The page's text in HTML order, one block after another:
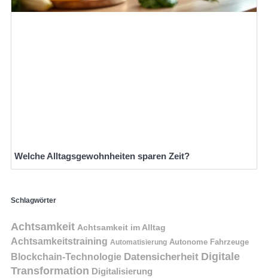
Welche Alltagsgewohnheiten sparen Zeit?
Schlagwörter
Achtsamkeit Achtsamkeit im Alltag
Achtsamkeitstraining Automatisierung Autonome Fahrzeuge
Blockchain-Technologie Datensicherheit Digitale
Transformation Digitalisierung